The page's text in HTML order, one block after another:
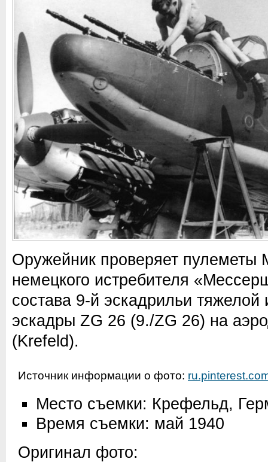
Оружейник проверяет пулеметы
немецкого истребителя
состава 9-й эскадрильи тяжелой
эскадры ZG 26 (9./ZG 26) на
(Krefeld).
Источник информации о фото:
Место съемки: Крефельд,
Время съемки: май 1940
Оригинал фото: